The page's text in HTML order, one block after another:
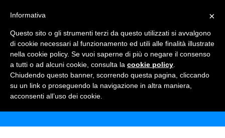
FENDANT 100 CL - 12 PZ
Home Prodotto Formato
×
Informativa
Questo sito o gli strumenti terzi da questo utilizzati si avvalgono
di cookie necessari al funzionamento ed utili alle finalità illustrate
nella cookie policy. Se vuoi saperne di più o negare il consenso
a tutti o ad alcuni cookie, consulta la cookie policy
Chiudendo questo banner, scorrendo questa pagina, cliccando
su un link o proseguendo la navigazione in altra maniera,
acconsenti all’uso dei cookie.